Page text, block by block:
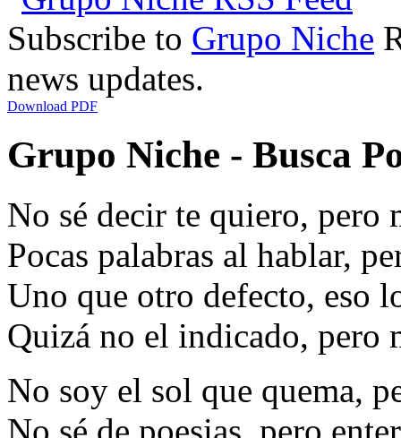
Subscribe to Grupo Niche
news updates.
Download PDF
Grupo Niche - Busca
No sé decir te quiero, pero
Pocas palabras al hablar,
Uno que otro defecto, eso
Quizá no el indicado, pero
No soy el sol que quema,
No sé de poesias, pero